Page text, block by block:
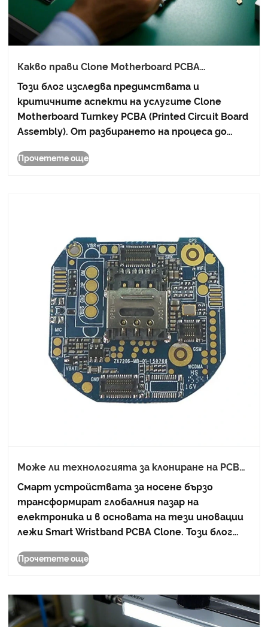
Какво прави Clone Motherboard PCBA
за вашия бизнес
Този блог изследва предимствата и
критичните аспекти на услугите Clone
Motherboard Turnkey PCBA (Printed Circuit Board
Assembly). От разбирането на процеса до
платка може да бъде стратегически ход,
Прочетете още
Може ли технологията за клониране на PCBA
производството на носими устройства и да
намали разходите
Смарт устройствата за носене бързо
трансформират глобалния пазар на
електроника и в основата на тези иновации
лежи Smart Wristband PCBA Clone. Този блог
PCBA променя ефективността на
Прочетете още